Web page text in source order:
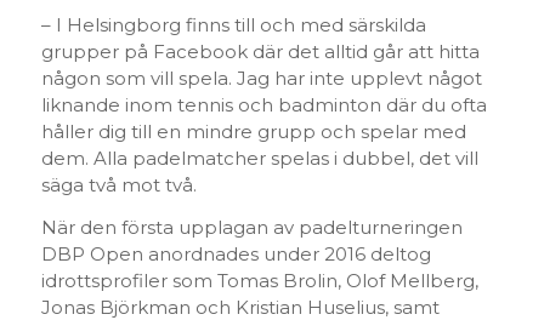
– I Helsingborg finns till och med särskilda
grupper på Facebook där det alltid går att hitta
någon som vill spela. Jag har inte upplevt något
liknande inom tennis och badminton där du ofta
håller dig till en mindre grupp och spelar med
dem. Alla padelmatcher spelas i dubbel, det vill
säga två mot två.
När den första upplagan av padelturneringen
DBP Open anordnades under 2016 deltog
idrottsprofiler som Tomas Brolin, Olof Mellberg,
Jonas Björkman och Kristian Huselius, samt